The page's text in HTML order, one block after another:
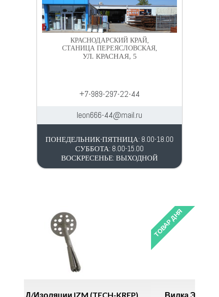
КРАСНОДАРСКИЙ КРАЙ,
СТАНИЦА ПЕРЕЯСЛОВСКАЯ,
УЛ. КРАСНАЯ, 5
+7-989-297-22-44
leon666-44@mail.ru
ПОНЕДЕЛЬНИК-ПЯТНИЦА: 8.00-18.00
СУББОТА: 8.00-15.00
ВОСКРЕСЕНЬЕ: ВЫХОДНОЙ
KREP)
ТОВАР ДНЯ
Вилка Электрич. Прям. Бел. 6А 250В *